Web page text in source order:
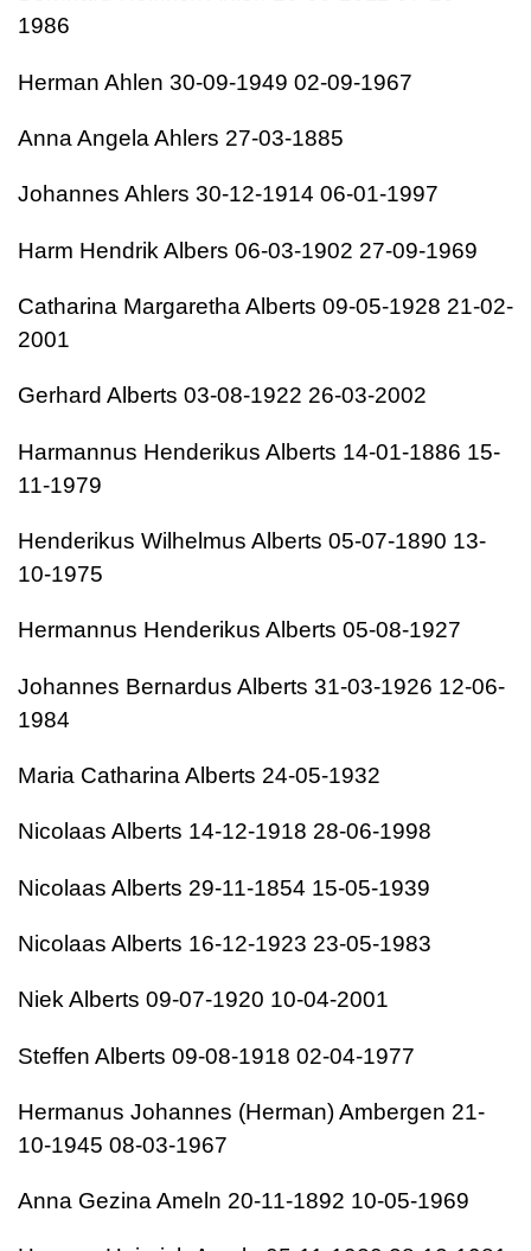
1986
Herman Ahlen 30-09-1949 02-09-1967
Anna Angela Ahlers 27-03-1885
Johannes Ahlers 30-12-1914 06-01-1997
Harm Hendrik Albers 06-03-1902 27-09-1969
Catharina Margaretha Alberts 09-05-1928 21-02-
2001
Gerhard Alberts 03-08-1922 26-03-2002
Harmannus Henderikus Alberts 14-01-1886 15-
11-1979
Henderikus Wilhelmus Alberts 05-07-1890 13-
10-1975
Hermannus Henderikus Alberts 05-08-1927
Johannes Bernardus Alberts 31-03-1926 12-06-
1984
Maria Catharina Alberts 24-05-1932
Nicolaas Alberts 14-12-1918 28-06-1998
Nicolaas Alberts 29-11-1854 15-05-1939
Nicolaas Alberts 16-12-1923 23-05-1983
Niek Alberts 09-07-1920 10-04-2001
Steffen Alberts 09-08-1918 02-04-1977
Hermanus Johannes (Herman) Ambergen 21-
10-1945 08-03-1967
Anna Gezina Ameln 20-11-1892 10-05-1969